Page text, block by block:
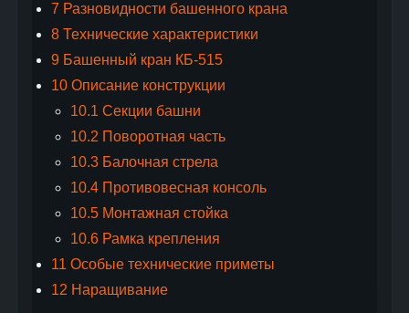
7 Разновидности башенного крана
8Технические характеристики
9Башенный кран КБ-515
10Описание конструкции
10.1 Секции башни
10.2 Поворотная часть
10.3Балочная стрела
10.4Противовесная консоль
10.5Монтажная стойка
10.6Рамка крепления
11 Особые технические приметы
12 Наращивание